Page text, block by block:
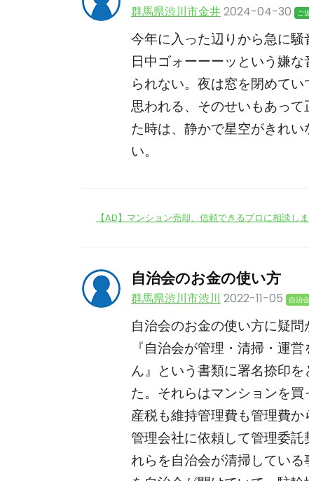
群馬県渋川市金井2024-04-30 ご
今年に入った辺りから急に
日中ゴォーーーッという嫌
られない。夜は窓を閉めて
思われる、そのせいもあっ
た時は、静かで星空がきれ
い。
【AD】マンション売却、信頼できるプロに相談し
自治会のお金の使い方
群馬県渋川市渋川 2022-11-05 自治会
自治会のお金の使い方に疑
『自治会が管理・清掃・運
ん』という書類に署名捺印
た。それらはマンションを
産税も維持管理費も管理費
管理会社に依頼して管理委
れらを自治会が清掃してい